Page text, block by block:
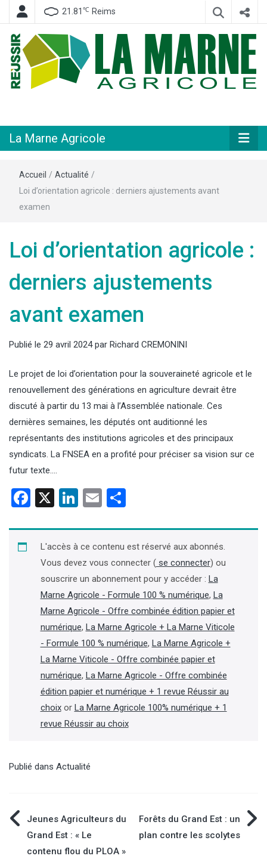
21.81 ℃ Reims
Agricole
La Marne Agricole
Accueil / Actualité /
Loi d’orientation agricole : derniers ajustements avant
examen
Loi d’orientation agricole :
derniers ajustements
avant examen
Publié le 29 avril 2024par Richard CREMONINI
Le projet de loi d’orientation pour la souveraineté agricole et le
renouvellement des générations en agriculture devrait être
discuté à partir du 13 mai à l’Assemblée nationale. Ces
dernières semaines, les députés ont auditionné les
représentants des institutions agricoles et des principaux
syndicats. La FNSEA en a profité pour préciser sa vision sur ce
futur texte….
Facebook
X LinkedIn
Email
L'accès à ce contenu est réservé aux abonnés.
Vous devez vous connecter (se connecter) ou
souscrire un abonnement pour y accéder : La
Marne Agricole - Formule 100 % numérique, La
Marne Agricole - Offre combinée édition papier et
numérique, La Marne Agricole + La Marne Viticole
- Formule 100 % numérique, La Marne Agricole +
La Marne Viticole - Offre combinée papier et
numérique, La Marne Agricole - Offre combinée
édition papier et numérique + 1 revue Réussir au
choixor La Marne Agricole 100% numérique + 1
revue Réussir au choix
Publié dans Actualité
Navigation
de
Jeunes Agriculteurs du
Grand Est : « Le
contenu flou du PLOA »
Forêts du Grand Est : un
plan contre les scolytes